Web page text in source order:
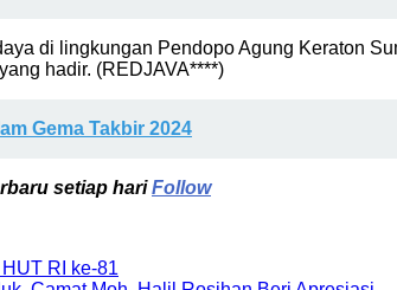
di lingkungan Pendopo Agung Keraton
hadir. (REDJAVA****)
Gema Takbir 2024
setiap hariFollow
RI ke-81